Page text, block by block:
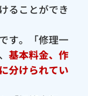
ることができ
す。「修理一
基本料金、作
分けられてい